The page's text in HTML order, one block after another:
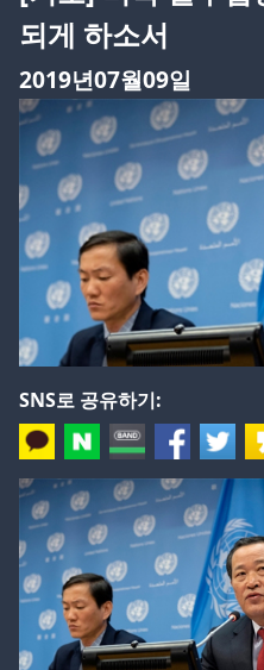
되게 하소서
2019년07월09일
SNS로 공유하기: